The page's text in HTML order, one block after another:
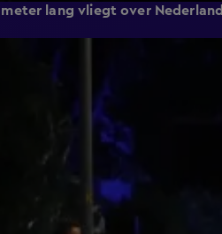
lang vliegt over Nederland